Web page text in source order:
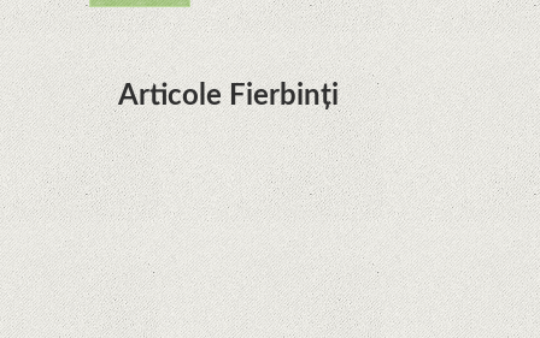
Articole Fierbinți
Dota Anime venind la Netflix în această lună de
la Legenda Korra Studio Mir
Curtea Supremă reglementează în favoarea
Google în Oracle Java Fight